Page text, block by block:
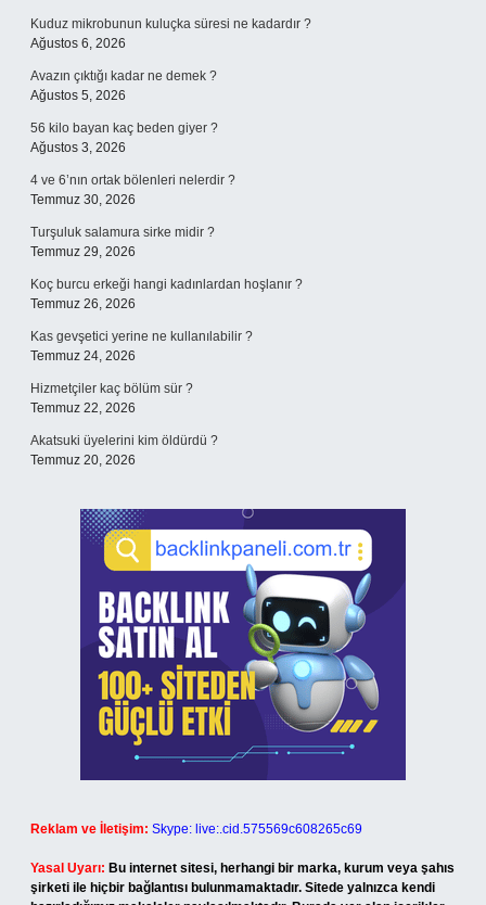
Kuduz mikrobunun kuluçka süresi ne kadardır ?
Ağustos 6, 2026
Avazın çıktığı kadar ne demek ?
Ağustos 5, 2026
56 kilo bayan kaç beden giyer ?
Ağustos 3, 2026
4 ve 6’nın ortak bölenleri nelerdir ?
Temmuz 30, 2026
Turşuluk salamura sirke midir ?
Temmuz 29, 2026
Koç burcu erkeği hangi kadınlardan hoşlanır ?
Temmuz 26, 2026
Kas gevşetici yerine ne kullanılabilir ?
Temmuz 24, 2026
Hizmetçiler kaç bölüm sür ?
Temmuz 22, 2026
Akatsuki üyelerini kim öldürdü ?
Temmuz 20, 2026
Reklam ve İletişim: Skype: live:.cid.575569c608265c69
Yasal Uyarı: Bu internet sitesi, herhangi bir marka, kurum veya şahıs
şirketi ile hiçbir bağlantısı bulunmamaktadır. Sitede yalnızca kendi